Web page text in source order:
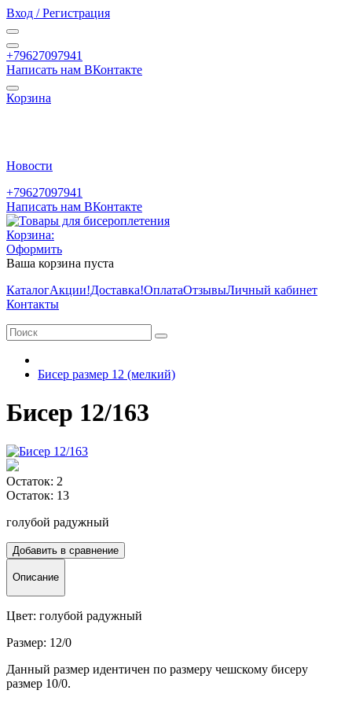
Вход / Регистрация
+79627097941
Написать нам ВКонтакте
Корзина
Новости
+79627097941
Написать нам ВКонтакте
Корзина:
Оформить
Ваша корзина пуста
КаталогАкции!Доставка!ОплатаОтзывыЛичный кабинет
Контакты
Бисер размер 12 (мелкий)
Бисер 12/163
Остаток: 2
Остаток: 13
голубой радужный
Добавить в сравнение
Описание
Цвет: голубой радужный
Размер: 12/0
Данный размер идентичен по размеру чешскому бисеру
размер 10/0.